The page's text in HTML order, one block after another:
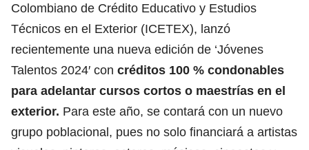
Colombiano de Crédito Educativo y Estudios
Técnicos en el Exterior (ICETEX), lanzó
recientemente una nueva edición de ‘Jóvenes
Talentos 2024′ con créditos 100 % condonables
para adelantar cursos cortos o maestrías en el
exterior. Para este año, se contará con un nuevo
grupo poblacional, pues no solo financiará a artistas